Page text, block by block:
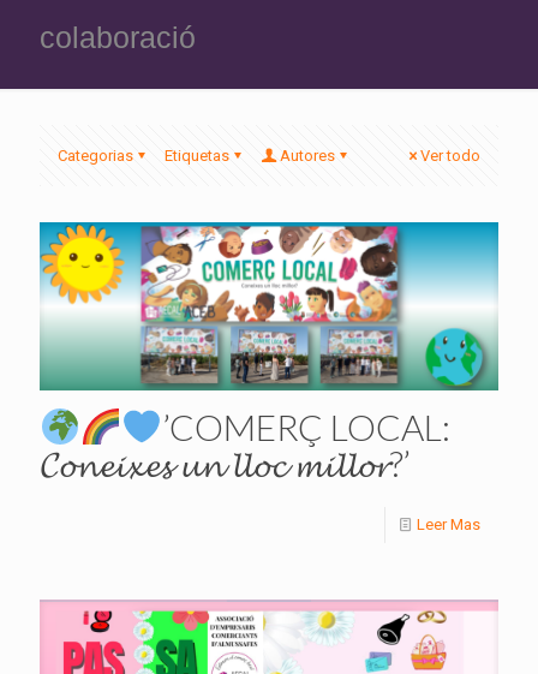
colaboració
Categorias Etiquetas Autores Ver todo
’COMERÇ LOCAL:
𝓒𝓸𝓷𝓮𝓲𝔁𝓮𝓼 𝓾𝓷 𝓵𝓵𝓸𝓬 𝓶𝓲𝓵𝓵𝓸𝓻?’
Leer Mas